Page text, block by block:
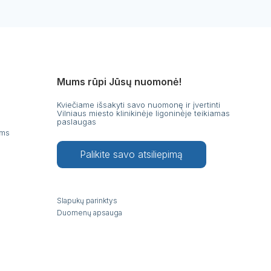
Mums rūpi Jūsų nuomonė!
Kviečiame išsakyti savo nuomonę ir įvertinti
Vilniaus miesto klinikinėje ligoninėje teikiamas
paslaugas
Palikite savo atsiliepimą
Slapukų parinktys
Duomenų apsauga